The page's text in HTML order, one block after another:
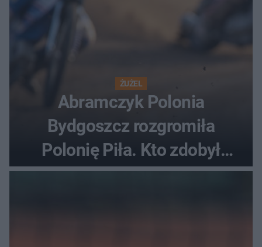
ŻUŻEL
Abramczyk Polonia
Bydgoszcz rozgromiła
Polonię Piła. Kto zdobył
najwięcej punktów?